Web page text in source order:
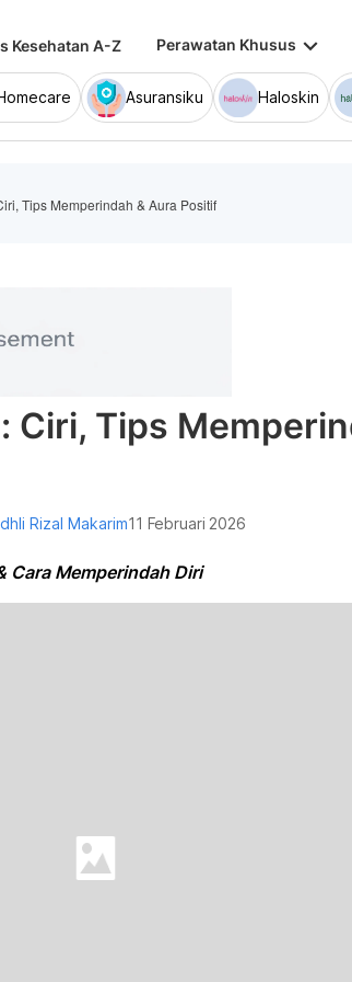
Kesehatan A-Z Perawatan Khusus keyboard_arrow_down
Asuransiku Haloskin
Tips Memperindah & Aura Positif
Ciri, Tips
Rizal Makarim11 Februari 2026
Cara Memperindah Diri